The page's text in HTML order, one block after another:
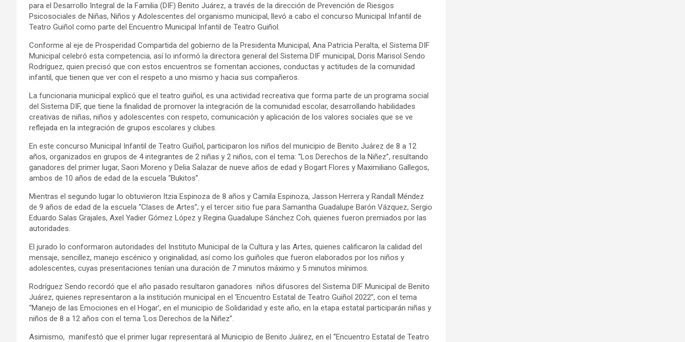
para el Desarrollo Integral de la Familia (DIF) Benito Juárez, a través de la dirección de Prevención de Riesgos
Psicosociales de Niñas, Niños y Adolescentes del organismo municipal, llevó a cabo el concurso Municipal Infantil de
Teatro Guiñol como parte del Encuentro Municipal Infantil de Teatro Guiñol.
Conforme al eje de Prosperidad Compartida del gobierno de la Presidenta Municipal, Ana Patricia Peralta, el Sistema DIF
Municipal celebró esta competencia, así lo informó la directora general del Sistema DIF municipal, Doris Marisol Sendo
Rodríguez, quien precisó que con estos encuentros se fomentan acciones, conductas y actitudes de la comunidad
infantil, que tienen que ver con el respeto a uno mismo y hacia sus compañeros.
La funcionaria municipal explicó que el teatro guiñol, es una actividad recreativa que forma parte de un programa social
del Sistema DIF, que tiene la finalidad de promover la integración de la comunidad escolar, desarrollando habilidades
creativas de niñas, niños y adolescentes con respeto, comunicación y aplicación de los valores sociales que se ve
reflejada en la integración de grupos escolares y clubes.
En este concurso Municipal Infantil de Teatro Guiñol, participaron los niños del municipio de Benito Juárez de 8 a 12
años, organizados en grupos de 4 integrantes de 2 niñas y 2 niños, con el tema: “Los Derechos de la Niñez”, resultando
ganadores del primer lugar, Saori Moreno y Delia Salazar de nueve años de edad y Bogart Flores y Maximiliano Gallegos,
ambos de 10 años de edad de la escuela “Bukitos”.
Mientras el segundo lugar lo obtuvieron Itzia Espinoza de 8 años y Camila Espinoza, Jasson Herrera y Randall Méndez
de 9 años de edad de la escuela “Clases de Artes”; y el tercer sitio fue para Samantha Guadalupe Barón Vázquez, Sergio
Eduardo Salas Grajales, Axel Yadier Gómez López y Regina Guadalupe Sánchez Coh, quienes fueron premiados por las
autoridades.
El jurado lo conformaron autoridades del Instituto Municipal de la Cultura y las Artes, quienes calificaron la calidad del
mensaje, sencillez, manejo escénico y originalidad, así como los guiñoles que fueron elaborados por los niños y
adolescentes, cuyas presentaciones tenían una duración de 7 minutos máximo y 5 minutos mínimos.
Rodríguez Sendo recordó que el año pasado resultaron ganadores niños difusores del Sistema DIF Municipal de Benito
Juárez, quienes representaron a la institución municipal en el ‘Encuentro Estatal de Teatro Guiñol 2022”, con el tema
“Manejo de las Emociones en el Hogar’, en el municipio de Solidaridad y este año, en la etapa estatal participarán niñas y
niños de 8 a 12 años con el tema ‘Los Derechos de la Niñez”.
Asimismo, manifestó que el primer lugar representará al Municipio de Benito Juárez, en el “Encuentro Estatal de Teatro